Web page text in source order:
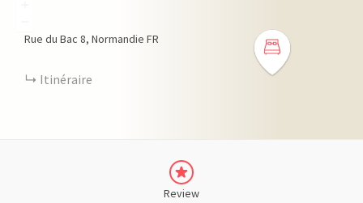
Rue du Bac 8 Normandie FR
Itinéraire
Review